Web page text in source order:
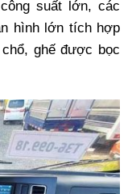
suất lớn, các
hình lớn tích hợp
ghế được bọc